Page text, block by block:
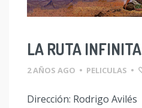
LA RUTA INFINITA
2 AÑOS AGO • PELICULAS •
Dirección: Rodrigo Avilés